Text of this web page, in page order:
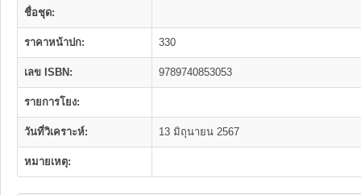
ชื่อชุด:
ราคาหน้าปก: 330
เลข ISBN: 9789740853053
รายการโยง:
วันที่วิเคราะห์: 13 มิถุนายน 2567
หมายเหตุ: